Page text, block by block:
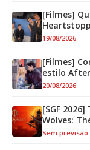
[Filmes]
19/08/2026
[Filmes]
estilo
20/08/2026
[SGF
Wolves:
Sem